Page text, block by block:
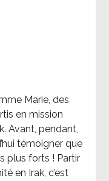
Marie, des
en mission
Avant, pendant,
témoigner que
plus forts ! Partir
en Irak, c’est